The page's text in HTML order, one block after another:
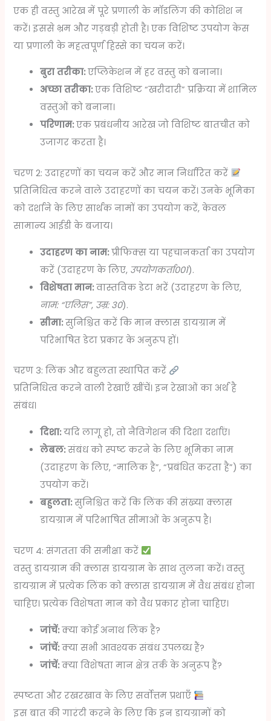
एक ही वस्तु आरेख में पूरे प्रणाली के मॉडलिंग की कोशिश न
करें। इससे भ्रम और गड़बड़ी होती है। एक विशिष्ट उपयोग केस
या प्रणाली के महत्वपूर्ण हिस्से का चयन करें।
बुरा तरीका:एप्लिकेशन में हर वस्तु को बनाना।
अच्छा तरीका:एक विशिष्ट “खरीदारी” प्रक्रिया में शामिल
वस्तुओं को बनाना।
परिणाम:एक प्रबंधनीय आरेख जो विशिष्ट बातचीत को
उजागर करता है।
चरण 2: उदाहरणों का चयन करें और मान निर्धारित करें
प्रतिनिधित्व करने वाले उदाहरणों का चयन करें। उनके भूमिका
को दर्शाने के लिए सार्थक नामों का उपयोग करें, केवल
सामान्य आईडी के बजाय।
उदाहरण का नाम:प्रीफिक्स या पहचानकर्ता का उपयोग
करें (उदाहरण के लिए, उपयोगकर्ता001).
विशेषता मान:वास्तविक डेटा भरें (उदाहरण के लिए,
नाम: “एलिस”, उम्र: 30).
सीमा:सुनिश्चित करें कि मान क्लास डायग्राम में
परिभाषित डेटा प्रकार के अनुरूप हों।
चरण 3: लिंक और बहुलता स्थापित करें
प्रतिनिधित्व करने वाली रेखाएँ खींचें। इन रेखाओं का अर्थ है
संबंध।
दिशा:यदि लागू हो, तो नैविगेशन की दिशा दर्शाएं।
लेबल:संबंध को स्पष्ट करने के लिए भूमिका नाम
(उदाहरण के लिए, “मालिक है”, “प्रबंधित करता है”) का
उपयोग करें।
बहुलता:सुनिश्चित करें कि लिंक की संख्या क्लास
डायग्राम में परिभाषित सीमाओं के अनुरूप है।
चरण 4: संगतता की समीक्षा करें
वस्तु डायग्राम की क्लास डायग्राम के साथ तुलना करें। वस्तु
डायग्राम में प्रत्येक लिंक को क्लास डायग्राम में वैध संबंध होना
चाहिए। प्रत्येक विशेषता मान को वैध प्रकार होना चाहिए।
जांचें:क्या कोई अनाथ लिंक है?
जांचें:क्या सभी आवश्यक संबंध उपलब्ध हैं?
जांचें:क्या विशेषता मान क्षेत्र तर्क के अनुरूप हैं?
स्पष्टता और रखरखाव के लिए सर्वोत्तम प्रथाएँ
इस बात की गारंटी करने के लिए कि इन डायग्रामों को